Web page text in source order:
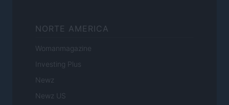
NORTE AMERICA
Womanmagazine
Investing Plus
Newz
Newz US